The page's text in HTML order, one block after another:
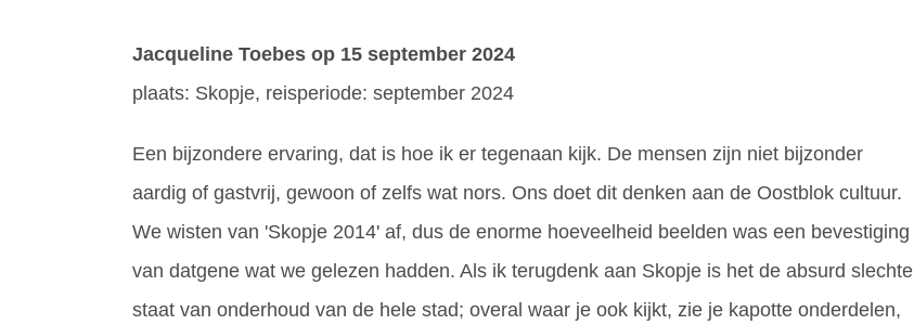
Jacqueline Toebes op 15 september 2024
plaats: Skopje, reisperiode: september 2024
Een bijzondere ervaring, dat is hoe ik er tegenaan kijk. De mensen zijn niet bijzonder
aardig of gastvrij, gewoon of zelfs wat nors. Ons doet dit denken aan de Oostblok cultuur.
We wisten van 'Skopje 2014' af, dus de enorme hoeveelheid beelden was een bevestiging
van datgene wat we gelezen hadden. Als ik terugdenk aan Skopje is het de absurd slechte
staat van onderhoud van de hele stad; overal waar je ook kijkt, zie je kapotte onderdelen,